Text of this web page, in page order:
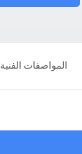
المواصفات الفنية